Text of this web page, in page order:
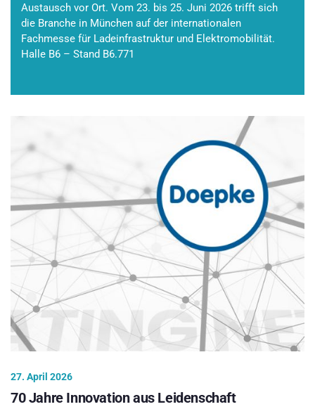
Austausch vor Ort. Vom 23. bis 25. Juni 2026 trifft sich
die Branche in München auf der internationalen
Fachmesse für Ladeinfrastruktur und Elektromobilität.
Halle B6 – Stand B6.771
27. April 2026
70 Jahre Innovation aus Leidenschaft